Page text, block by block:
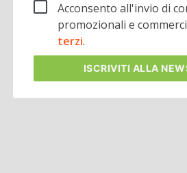
Acconsento all'invio di
promozionali e
terzi.
ISCRIVITI ALLA